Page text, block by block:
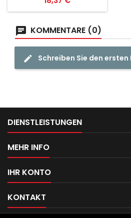
KOMMENTARE (0)
Schreiben Sie den
DIENSTLEISTUNGEN
MEHR INFO
IHR KONTO
KONTAKT